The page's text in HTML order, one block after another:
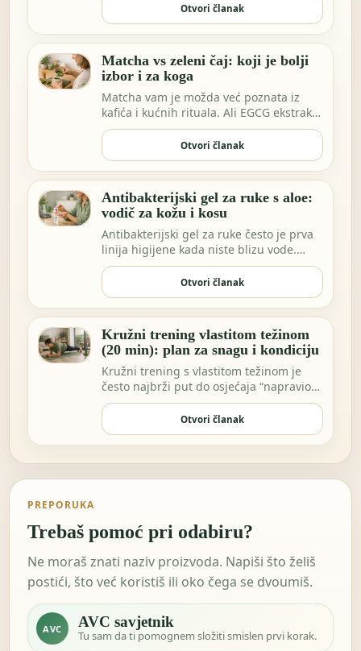
Otvori članak
Matcha vs zeleni čaj: koji je bolji
izbor i za koga
Matcha vam je možda već poznata iz
kafića i kućnih rituala. Ali EGCG ekstrakt
sve češće…
Otvori članak
Antibakterijski gel za ruke s aloe:
vodič za kožu i kosu
Antibakterijski gel za ruke često je prva
linija higijene kada niste blizu vode.
Možda …
Otvori članak
Kružni trening vlastitom težinom
(20 min): plan za snagu i kondiciju
Kružni trening s vlastitom težinom je
često najbrži put do osjećaja “napravio
sam nešto…
Otvori članak
PREPORUKA
Trebaš pomoć pri odabiru?
Ne moraš znati naziv proizvoda. Napiši što želiš
postići, što već koristiš ili oko čega se dvoumiš.
AVC AVC savjetnik
Tu sam da ti pomognem složiti smislen prvi korak.